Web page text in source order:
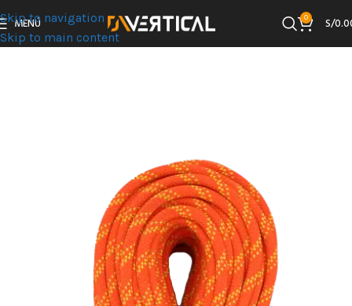
Skip to navigation
Skip to main content
MENÚ 0 S/